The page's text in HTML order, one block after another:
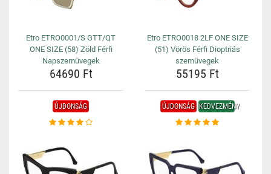
Etro ETRO0001/S GTT/QT
ONE SIZE (58) Zöld Férfi
Napszemüvegek
64690 Ft
Etro ETRO0018 2LF ONE SIZE
(51) Vörös Férfi Dioptriás
szemüvegek
55195 Ft
ÚJDONSÁG ÚJDONSÁG KEDVEZMÉNY